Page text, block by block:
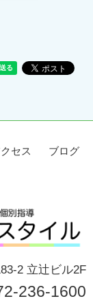
セス
ブログ
2 立辻ビル2F
236-1600